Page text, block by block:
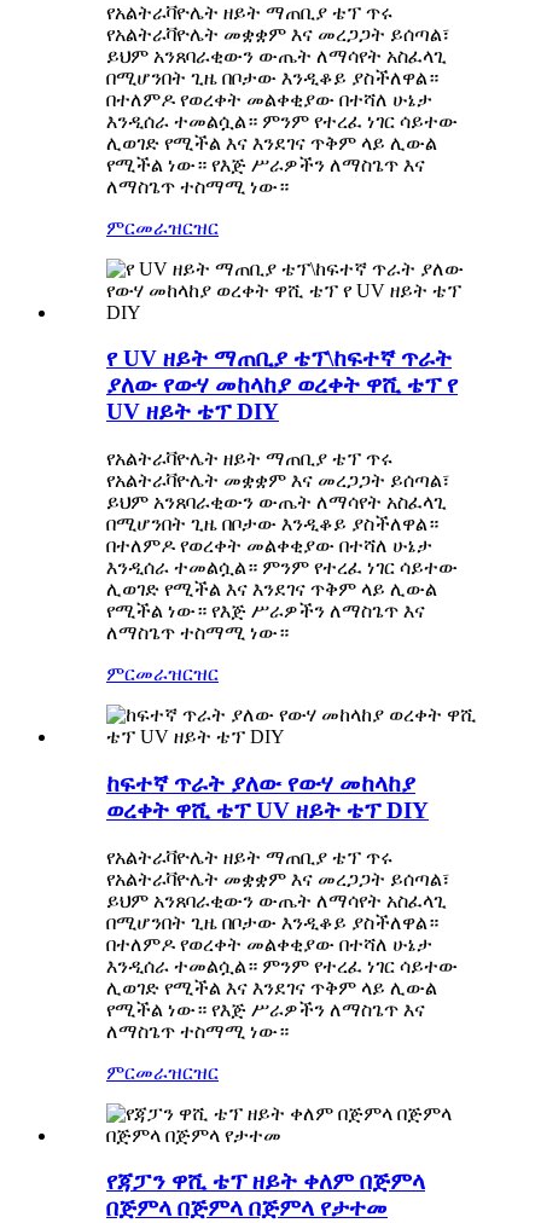
የአልትራቫዮሌት ዘይት ማጠቢያ ቴፕ ጥሩ
የአልትራቫዮሌት መቋቋም እና መረጋጋት ይሰጣል፣
ይህም አንጸባራቂውን ውጤት ለማሳየት አስፈላጊ
በሚሆንበት ጊዜ በቦታው እንዲቆይ ያስችለዋል።
በተለምዶ የወረቀት መልቀቂያው በተሻለ ሁኔታ
እንዲሰራ ተመልሷል። ምንም የተረፈ ነገር ሳይተው
ሊወገድ የሚችል እና እንደገና ጥቅም ላይ ሊውል
የሚችል ነው። የእጅ ሥራዎችን ለማስጌጥ እና
ለማስጌጥ ተስማሚ ነው።
ምርመራዝርዝር
የ UV ዘይት ማጠቢያ ቴፕ\ከፍተኛ ጥራት
ያለው የውሃ መከላከያ ወረቀት ዋሺ ቴፕ የ
UV ዘይት ቴፕ DIY
የአልትራቫዮሌት ዘይት ማጠቢያ ቴፕ ጥሩ
የአልትራቫዮሌት መቋቋም እና መረጋጋት ይሰጣል፣
ይህም አንጸባራቂውን ውጤት ለማሳየት አስፈላጊ
በሚሆንበት ጊዜ በቦታው እንዲቆይ ያስችለዋል።
በተለምዶ የወረቀት መልቀቂያው በተሻለ ሁኔታ
እንዲሰራ ተመልሷል። ምንም የተረፈ ነገር ሳይተው
ሊወገድ የሚችል እና እንደገና ጥቅም ላይ ሊውል
የሚችል ነው። የእጅ ሥራዎችን ለማስጌጥ እና
ለማስጌጥ ተስማሚ ነው።
ምርመራዝርዝር
ከፍተኛ ጥራት ያለው የውሃ መከላከያ
ወረቀት ዋሺ ቴፕ UV ዘይት ቴፕ DIY
የአልትራቫዮሌት ዘይት ማጠቢያ ቴፕ ጥሩ
የአልትራቫዮሌት መቋቋም እና መረጋጋት ይሰጣል፣
ይህም አንጸባራቂውን ውጤት ለማሳየት አስፈላጊ
በሚሆንበት ጊዜ በቦታው እንዲቆይ ያስችለዋል።
በተለምዶ የወረቀት መልቀቂያው በተሻለ ሁኔታ
እንዲሰራ ተመልሷል። ምንም የተረፈ ነገር ሳይተው
ሊወገድ የሚችል እና እንደገና ጥቅም ላይ ሊውል
የሚችል ነው። የእጅ ሥራዎችን ለማስጌጥ እና
ለማስጌጥ ተስማሚ ነው።
ምርመራዝርዝር
የጃፓን ዋሺ ቴፕ ዘይት ቀለም በጅምላ
በጅምላ በጅምላ በጅምላ የታተመ